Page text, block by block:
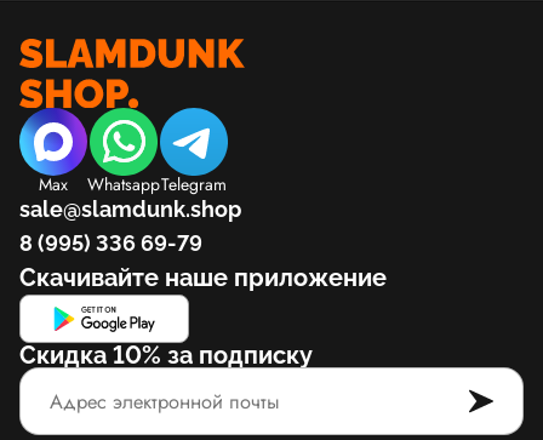
Max WhatsappTelegram
sale@slamdunk.shop
8 (995) 336 69-79
Скачивайте наше приложение
Скидка 10% за подписку